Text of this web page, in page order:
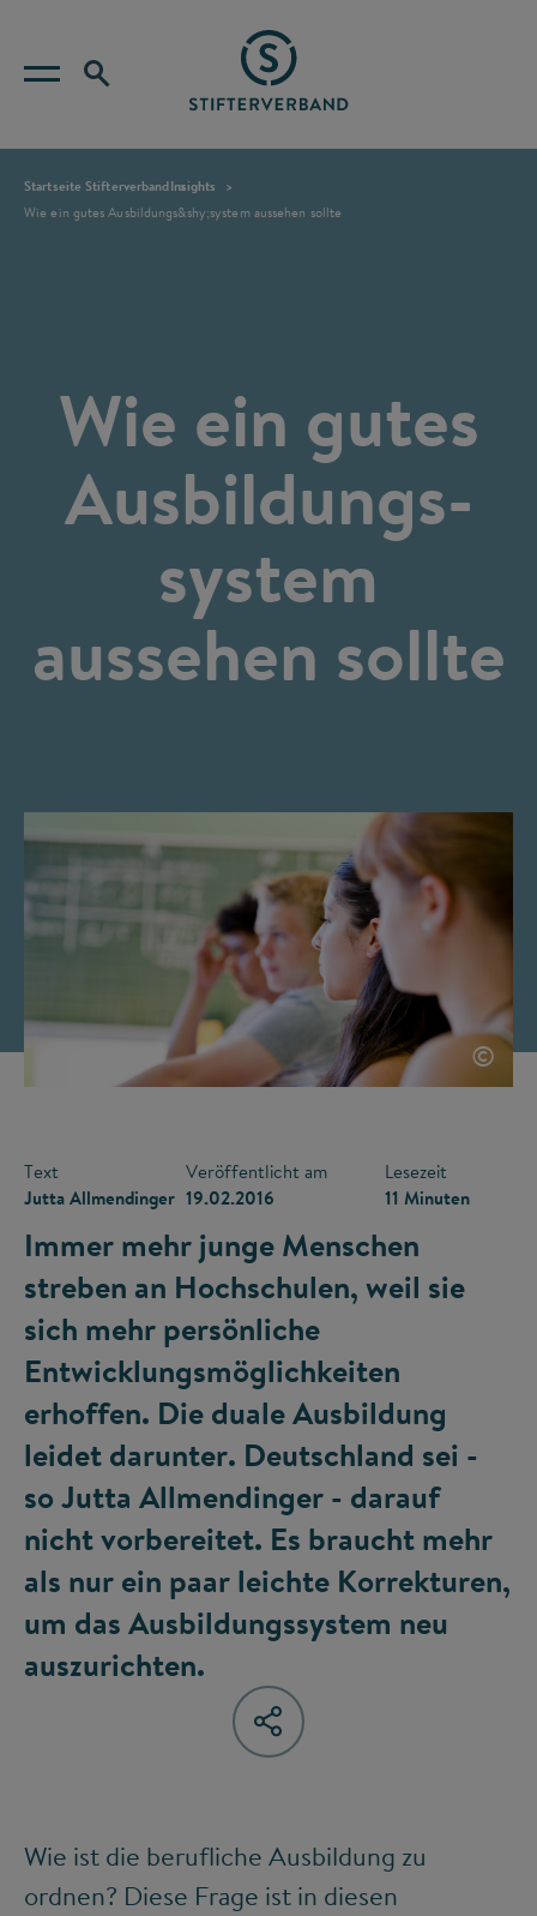
Startseite StifterverbandInsights
Wie ein gutes Ausbildungs&shy;system aussehen sollte
Wie ein gutes
Ausbildungs­
system
aussehen sollte
©
Text
Jutta Allmendinger
Veröffentlicht am
19.02.2016
Lesezeit
11 Minuten
Immer mehr junge Menschen
streben an Hochschulen, weil sie
sich mehr persönliche
Entwicklungs­möglichkeiten
erhoffen. Die duale Ausbildung
leidet darunter. Deutschland sei -
so Jutta Allmendinger - darauf
nicht vorbereitet. Es braucht mehr
als nur ein paar leichte Korrekturen,
um das Ausbildungssystem neu
auszurichten.
Wie ist die berufliche Ausbildung zu
ordnen? Diese Frage ist in diesen